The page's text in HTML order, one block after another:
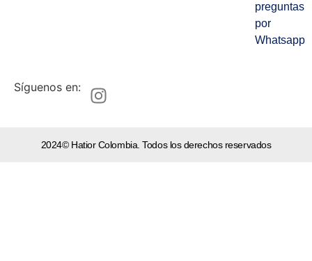
preguntas
por
Whatsapp
Síguenos en:
2024© Hatior Colombia. Todos los derechos reservados